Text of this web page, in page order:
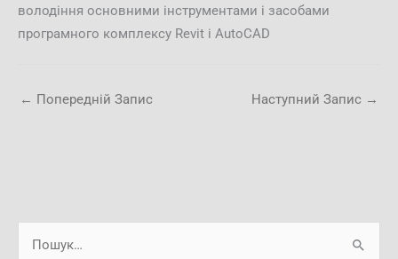
володіння основними інструментами і засобами
програмного комплексу Revit i AutoCAD
← Попередній Запис Наступний Запис →